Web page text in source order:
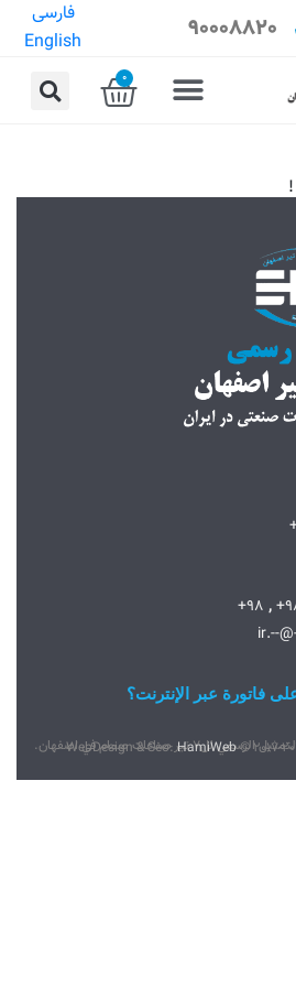
90008820
فارسی
English
0
,
98+
--
فاتورة عبر الإنترنت؟
صناعات صمام في اصفهان. WebDesign & Seo:HamiWeb© 2017-